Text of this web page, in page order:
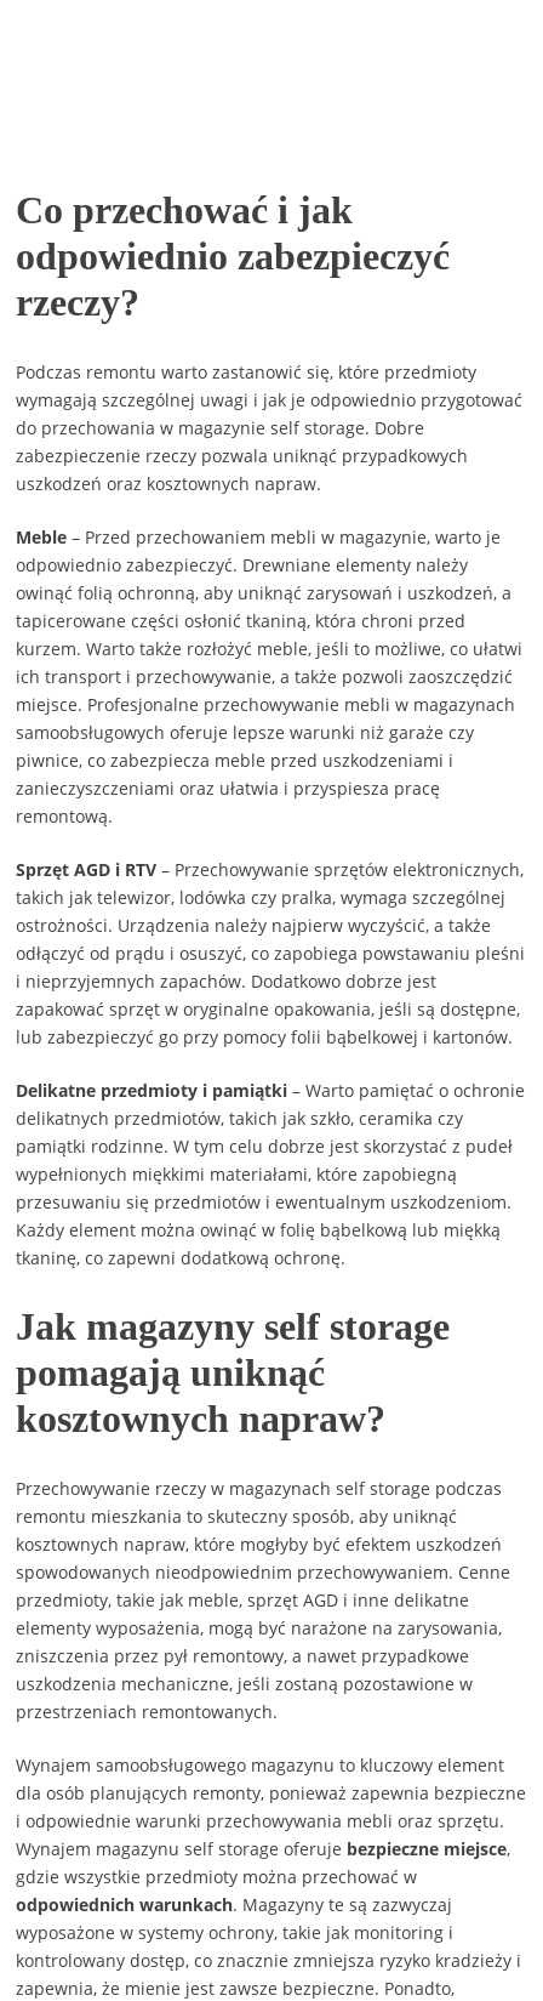
Co przechować i jak
odpowiednio zabezpieczyć
rzeczy?
Podczas remontu warto zastanowić się, które przedmioty
wymagają szczególnej uwagi i jak je odpowiednio przygotować
do przechowania w magazynie self storage. Dobre
zabezpieczenie rzeczy pozwala uniknąć przypadkowych
uszkodzeń oraz kosztownych napraw.
Meble – Przed przechowaniem mebli w magazynie, warto je
odpowiednio zabezpieczyć. Drewniane elementy należy
owinąć folią ochronną, aby uniknąć zarysowań i uszkodzeń, a
tapicerowane części osłonić tkaniną, która chroni przed
kurzem. Warto także rozłożyć meble, jeśli to możliwe, co ułatwi
ich transport i przechowywanie, a także pozwoli zaoszczędzić
miejsce. Profesjonalne przechowywanie mebli w magazynach
samoobsługowych oferuje lepsze warunki niż garaże czy
piwnice, co zabezpiecza meble przed uszkodzeniami i
zanieczyszczeniami oraz ułatwia i przyspiesza pracę
remontową.
Sprzęt AGD i RTV – Przechowywanie sprzętów elektronicznych,
takich jak telewizor, lodówka czy pralka, wymaga szczególnej
ostrożności. Urządzenia należy najpierw wyczyścić, a także
odłączyć od prądu i osuszyć, co zapobiega powstawaniu pleśni
i nieprzyjemnych zapachów. Dodatkowo dobrze jest
zapakować sprzęt w oryginalne opakowania, jeśli są dostępne,
lub zabezpieczyć go przy pomocy folii bąbelkowej i kartonów.
Delikatne przedmioty i pamiątki – Warto pamiętać o ochronie
delikatnych przedmiotów, takich jak szkło, ceramika czy
pamiątki rodzinne. W tym celu dobrze jest skorzystać z pudeł
wypełnionych miękkimi materiałami, które zapobiegną
przesuwaniu się przedmiotów i ewentualnym uszkodzeniom.
Każdy element można owinąć w folię bąbelkową lub miękką
tkaninę, co zapewni dodatkową ochronę.
Jak magazyny self storage
pomagają uniknąć
kosztownych napraw?
Przechowywanie rzeczy w magazynach self storage podczas
remontu mieszkania to skuteczny sposób, aby uniknąć
kosztownych napraw, które mogłyby być efektem uszkodzeń
spowodowanych nieodpowiednim przechowywaniem. Cenne
przedmioty, takie jak meble, sprzęt AGD i inne delikatne
elementy wyposażenia, mogą być narażone na zarysowania,
zniszczenia przez pył remontowy, a nawet przypadkowe
uszkodzenia mechaniczne, jeśli zostaną pozostawione w
przestrzeniach remontowanych.
Wynajem samoobsługowego magazynu to kluczowy element
dla osób planujących remonty, ponieważ zapewnia bezpieczne
i odpowiednie warunki przechowywania mebli oraz sprzętu.
Wynajem magazynu self storage oferuje bezpieczne miejsce,
gdzie wszystkie przedmioty można przechować w
odpowiednich warunkach. Magazyny te są zazwyczaj
wyposażone w systemy ochrony, takie jak monitoring i
kontrolowany dostęp, co znacznie zmniejsza ryzyko kradzieży i
zapewnia, że mienie jest zawsze bezpieczne. Ponadto,